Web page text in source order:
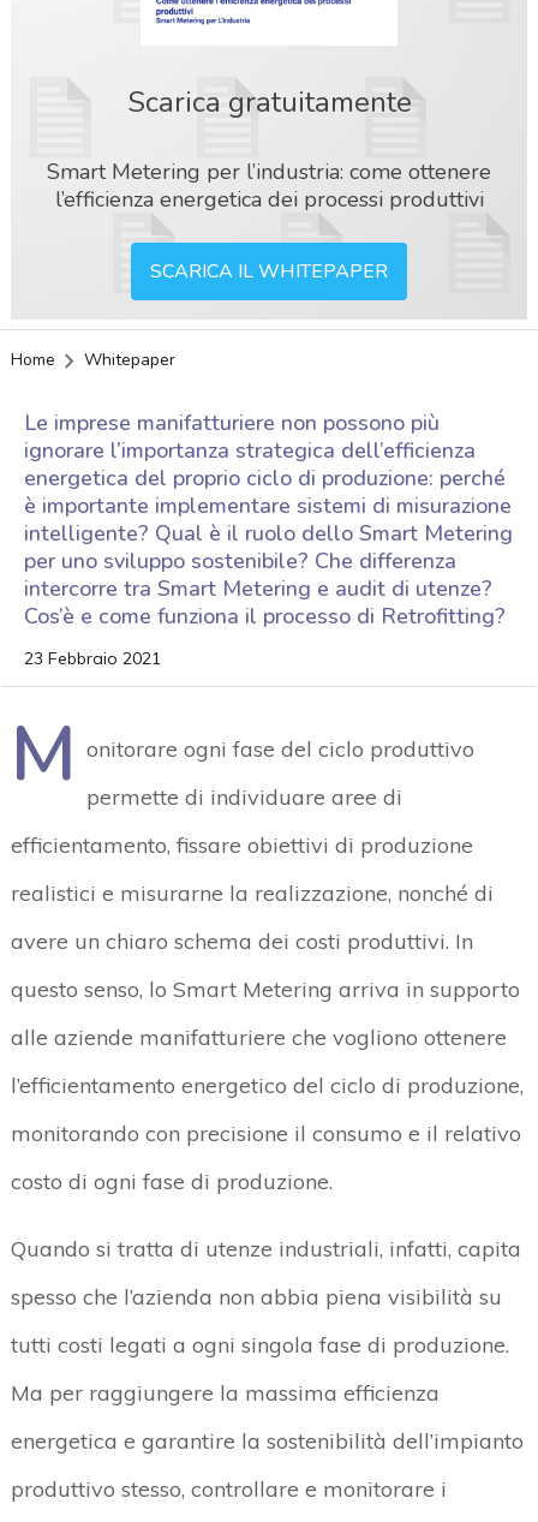
Scarica gratuitamente
Smart Metering per l’industria: come ottenere
l’efficienza energetica dei processi produttivi
SCARICA IL WHITEPAPER
Home Whitepaper
Le imprese manifatturiere non possono più
ignorare l’importanza strategica dell’efficienza
energetica del proprio ciclo di produzione: perché
è importante implementare sistemi di misurazione
intelligente? Qual è il ruolo dello Smart Metering
per uno sviluppo sostenibile? Che differenza
intercorre tra Smart Metering e audit di utenze?
Cos’è e come funziona il processo di Retrofitting?
23 Febbraio 2021
M onitorare ogni fase del ciclo produttivo
permette di individuare aree di
efficientamento, fissare obiettivi di produzione
realistici e misurarne la realizzazione, nonché di
avere un chiaro schema dei costi produttivi. In
questo senso, lo Smart Metering arriva in supporto
alle aziende manifatturiere che vogliono ottenere
l’efficientamento energetico del ciclo di produzione,
monitorando con precisione il consumo e il relativo
costo di ogni fase di produzione.
Quando si tratta di utenze industriali, infatti, capita
spesso che l’azienda non abbia piena visibilità su
tutti costi legati a ogni singola fase di produzione.
Ma per raggiungere la massima efficienza
energetica e garantire la sostenibilità dell’impianto
produttivo stesso, controllare e monitorare i